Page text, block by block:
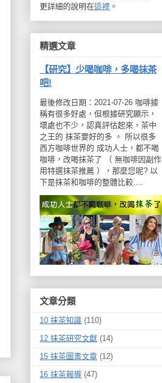
更詳細的說明在這裡 。
精選文章
【研究】少喝咖啡，多喝抹茶
吧!
最後修改日期：2021-07-26 咖啡據
稱有很多好處，但根據研究顯示，
壞處也不少，認真評估起來，茶中
之王的 抹茶要好的多 。 所以很多
西方咖啡世界的 成功人士，都不喝
咖啡，改喝抹茶了 （ 無咖啡因副作
用特選抹茶推薦 ），那麼您呢? 以
下是抹茶和咖啡的整體比較....
文章分類
10 抹茶知識 (110)
12 抹茶研究文獻 (14)
15 抹茶圖書文章 (12)
16 抹茶報導 (47)